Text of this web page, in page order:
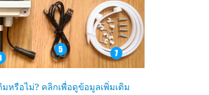
หรือไม่? คลิกเพื่อดูข้อมูลเพิ่มเติม